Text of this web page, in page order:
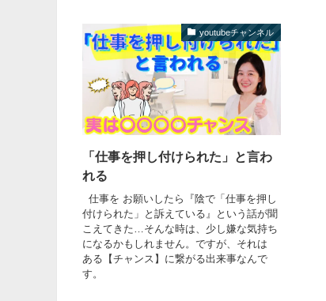
youtubeチャンネル
「仕事を押し付けられた」と言わ
れる
仕事を お願いしたら『陰で「仕事を押し
付けられた」と訴えている』という話が聞
こえてきた…そんな時は、少し嫌な気持ち
になるかもしれません。ですが、それは
ある【チャンス】に繋がる出来事なんで
す。